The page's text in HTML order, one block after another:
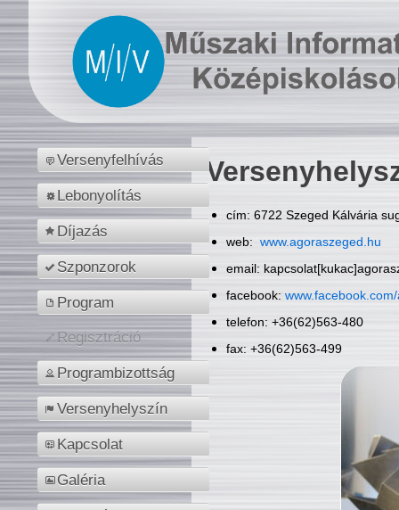
Versenyfelhívás
Lebonyolítás
Díjazás
Szponzorok
Program
Regisztráció
Programbizottság
Versenyhelyszín
Kapcsolat
Galéria
cím: 6722 Szeged Kálvária
web: www.agoraszeged.hu
email:
facebook:
telefon: +36(62)563-480
fax: +36(62)563-499